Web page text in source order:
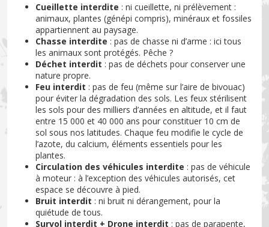
Cueillette interdite : ni cueillette, ni prélèvement :
animaux, plantes (génépi compris), minéraux et fossiles
appartiennent au paysage.
Chasse interdite : pas de chasse ni d’arme : ici tous
les animaux sont protégés. Pêche ?
Déchet interdit : pas de déchets pour conserver une
nature propre.
Feu interdit : pas de feu (même sur l’aire de bivouac)
pour éviter la dégradation des sols. Les feux stérilisent
les sols pour des milliers d’années en altitude, et il faut
entre 15 000 et 40 000 ans pour constituer 10 cm de
sol sous nos latitudes. Chaque feu modifie le cycle de
l’azote, du calcium, éléments essentiels pour les
plantes.
Circulation des véhicules interdite : pas de véhicule
à moteur : à l’exception des véhicules autorisés, cet
espace se découvre à pied.
Bruit interdit : ni bruit ni dérangement, pour la
quiétude de tous.
Survol interdit + Drone interdit : pas de parapente,